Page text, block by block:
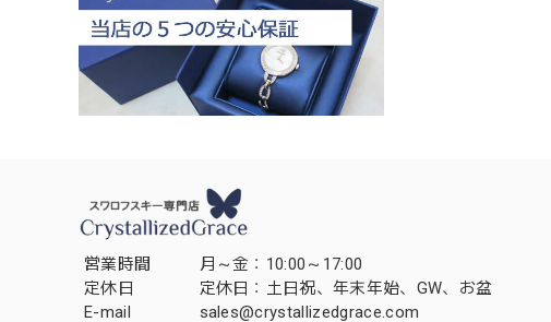
営業時間
月～金：10:00～17:00
定休日
定休日：土日祝、年末年始、GW、お盆
E-mail
sales@crystallizedgrace.com